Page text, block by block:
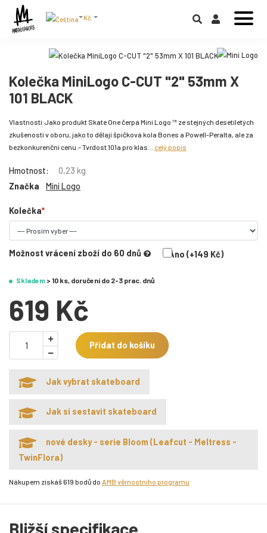
Kč
Kolečka MiniLogo C-CUT "2" 53mm X
101 BLACK
Vlastnosti:Jako produkt Skate One čerpá Mini Logo ™ ze stejných desetiletých
zkušeností v oboru, jako to dělají špičková kola Bones a Powell-Peralta, ale za
bezkonkurenční cenu.- Tvrdost 101a pro klas... celý popis
Hmotnost:
0,23 kg
Značka
Mini Logo
Kolečka
Možnost vrácení zboží do 60 dnů Ano (+149 Kč)
Skladem > 10 ks, doručení do 2-3 prac. dnů
619 Kč
Přidat do košíku
Jak vybrat skateboard
Jak si sestavit skateboard
nové desky - serie Bloom (Leafcut - Meltress -
TwinFlora)
Nákupem získáš 619 bodů do AMB věrnostního programu
Bližší specifikace